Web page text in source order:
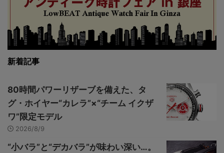
新着記事
80時間パワーリザーブを備えた、タ
グ・ホイヤー“カレラ”×“チーム イクザ
ワ”限定モデル
2026/8/9
“小バラ”と“デカバラ”が味わい深い…。